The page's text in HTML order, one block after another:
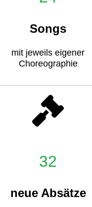
Songs
mit jeweils eigener
Choreographie
32
neue Absätze